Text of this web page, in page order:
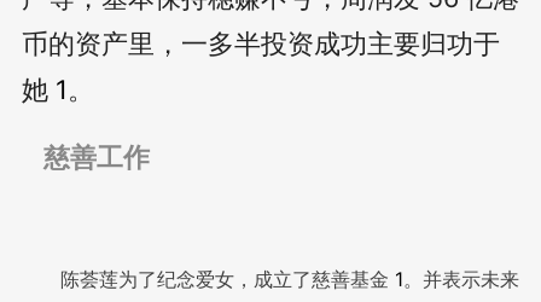
币的资产里，一多半投资成功主要归功于
她 1。
慈善工作
陈荟莲为了纪念爱女，成立了慈善基金 1。并表示未来